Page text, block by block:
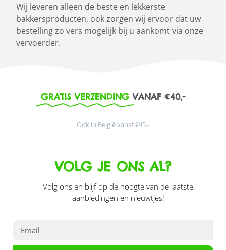
Wij leveren alleen de beste en lekkerste
bakkersproducten, ook zorgen wij ervoor dat uw
bestelling zo vers mogelijk bij u aankomt via onze
vervoerder.
GRATIS VERZENDING VANAF €40,-
Ook in België vanaf €45.-
VOLG JE ONS AL?
Volg ons en blijf op de hoogte van de laatste
aanbiedingen en nieuwtjes!